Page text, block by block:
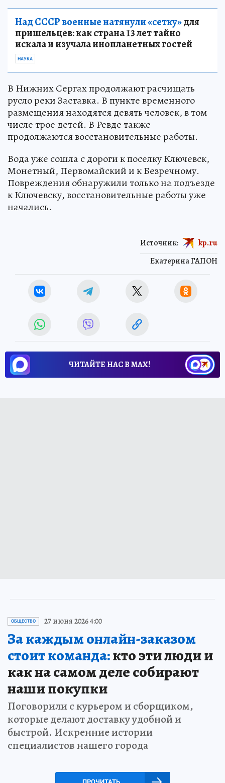
Над СССР военные натянули «сетку»для
пришельцев: как страна 13 лет тайно
искала и изучала инопланетных гостей
НАУКА
В Нижних Сергах продолжают расчищать
русло реки Заставка. В пункте временного
размещения находятся девять человек, в том
числе трое детей. В Ревде также
продолжаются восстановительные работы.
Вода уже сошла с дороги к поселку Ключевск,
Монетный, Первомайский и к Безречному.
Повреждения обнаружили только на подъезде
к Ключевску, восстановительные работы уже
начались.
Екатерина ГАПОН
Источник: kp.ru
ЧИТАЙТЕ НАС В МАХ!
ОБЩЕСТВО 27 июня 2026 4:00
За каждым онлайн-заказом
стоит команда:кто эти люди и
как на самом деле собирают
наши покупки
Поговорили с курьером и сборщиком,
которые делают доставку удобной и
быстрой. Искренние истории
специалистов нашего города